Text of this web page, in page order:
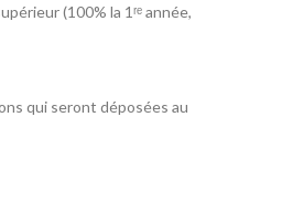
(100% la 1ʳᵉ année,
qui seront déposées au